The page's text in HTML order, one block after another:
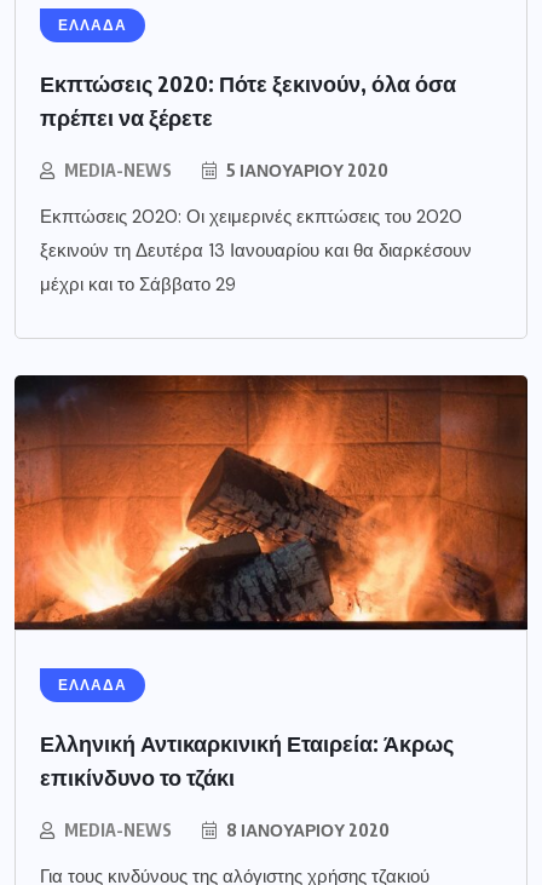
ΕΛΛΑΔΑ
Εκπτώσεις 2020: Πότε ξεκινούν, όλα όσα
πρέπει να ξέρετε
MEDIA-NEWS 5 ΙΑΝΟΥΑΡΊΟΥ 2020
Εκπτώσεις 2020: Οι χειμερινές εκπτώσεις του 2020
ξεκινούν τη Δευτέρα 13 Ιανουαρίου και θα διαρκέσουν
μέχρι και το Σάββατο 29
ΕΛΛΑΔΑ
Ελληνική Αντικαρκινική Εταιρεία: Άκρως
επικίνδυνο το τζάκι
MEDIA-NEWS 8 ΙΑΝΟΥΑΡΊΟΥ 2020
Για τους κινδύνους της αλόγιστης χρήσης τζακιού